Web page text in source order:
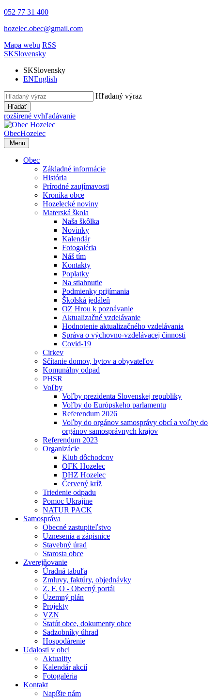
052 77 31 400
hozelec.obec@gmail.com
Mapa webu RSS
SKSlovensky
SKSlovensky
ENEnglish
Hľadaný výraz
Hľadať
rozšírené vyhľadávanie
ObecHozelec
Menu
Obec
Základné informácie
História
Prírodné zaujímavosti
Kronika obce
Hozelecké noviny
Materská škola
Naša škôlka
Novinky
Kalendár
Fotogaléria
Náš tím
Kontakty
Poplatky
Na stiahnutie
Podmienky prijímania
Školská jedáleň
OZ Hrou k poznávanie
Aktualizačné vzdelávanie
Hodnotenie aktualizačného vzdelávania
Správa o výchovno-vzdelávacej činnosti
Covid-19
Cirkev
Sčítanie domov, bytov a obyvateľov
Komunálny odpad
PHSR
Voľby
Voľby prezidenta Slovenskej republiky
Voľby do Európskeho parlamentu
Referendum 2026
Voľby do orgánov samosprávy obcí a voľby do
orgánov samosprávnych krajov
Referendum 2023
Organizácie
Klub dôchodcov
OFK Hozelec
DHZ Hozelec
Červený kríž
Triedenie odpadu
Pomoc Ukrajine
NATUR PACK
Samospráva
Obecné zastupiteľstvo
Uznesenia a zápisnice
Stavebný úrad
Starosta obce
Zverejňovanie
Úradná tabuľa
Zmluvy, faktúry, objednávky
Z. F. O - Obecný portál
Územný plán
Projekty
VZN
Štatút obce, dokumenty obce
Sadzobníky úhrad
Hospodárenie
Udalosti v obci
Aktuality
Kalendár akcií
Fotogaléria
Kontakt
Napíšte nám